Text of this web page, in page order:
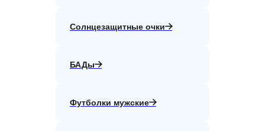
Солнцезащитные очки
БАДы
Футболки мужские